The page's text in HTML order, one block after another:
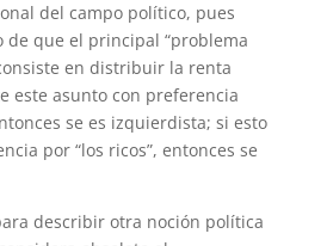
del campo político, pues
de que el principal “problema
en distribuir la renta
este asunto con preferencia
se es izquierdista; si esto
por “los ricos”, entonces se
describir otra noción política